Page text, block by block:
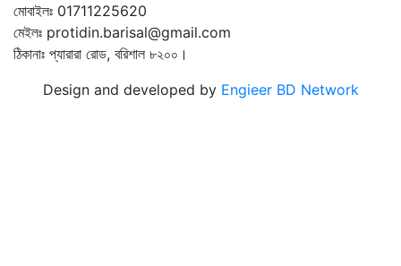
মোবাইলঃ 01711225620
মেইলঃ protidin.barisal@gmail.com
ঠিকানাঃ প্যারারা রোড, বরিশাল ৮২০০।
Design and developed by Engieer BD Network